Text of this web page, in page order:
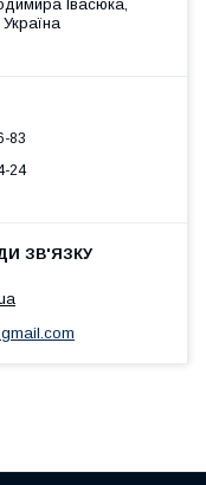
Івасюка,
83
24